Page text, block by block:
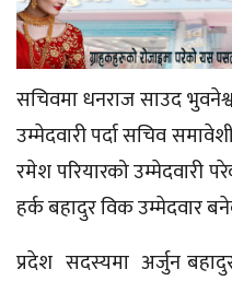
सचिवमा धनराज साउद
उम्मेदवारी पर्दा सचिव
रमेश परियारको उम्मेदवारी
हर्क बहादुरविकउम्मेदवार
प्रदेश सदस्यमा अर्जुन